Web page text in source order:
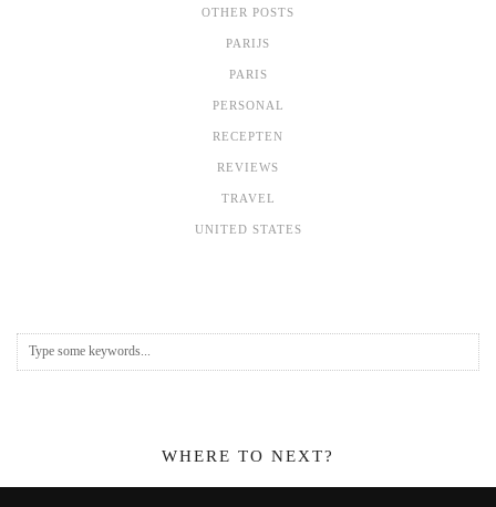
OTHER POSTS
PARIJS
PARIS
PERSONAL
RECEPTEN
REVIEWS
TRAVEL
UNITED STATES
WHERE TO NEXT?